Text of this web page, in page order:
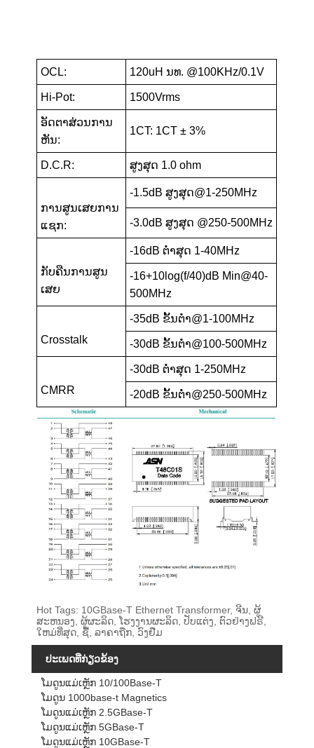
OCL: 120uH ນທ. @100KHz/0.1V
Hi-Pot: 1500Vrms
ອັດ​ຕາ​ສ່ວນ​ການ​
ຫັນ​:
1CT: 1CT ± 3%
D.C.R: ສູງສຸດ 1.0 ohm
ການສູນເສຍການ
ແຊກ:
-1.5dB ສູງສຸດ@1-250MHz
-3.0dB ສູງສຸດ @250-500MHz
ກັບຄືນການສູນ
ເສຍ
-16dB ຕ່ຳສຸດ 1-40MHz
-16+10log(f/40)dB Min@40-
500MHz
Crosstalk
-35dB ຂັ້ນຕ່ຳ@1-100MHz
-30dB ຂັ້ນຕ່ຳ@100-500MHz
CMRR
-30dB ຕ່ຳສຸດ 1-250MHz
-20dB ຂັ້ນຕ່ຳ@250-500MHz
Hot Tags: 10GBase-T Ethernet Transformer, ຈີນ, ຜູ້
ສະຫນອງ, ຜູ້ຜະລິດ, ໂຮງງານຜະລິດ, ປັບແຕ່ງ, ຕົວຢ່າງຟຣີ,
ໃຫມ່ທີ່ສຸດ, ຊື້, ລາຄາຖືກ, ວົງຢືມ
ປະເພດທີ່ກ່ຽວຂ້ອງ
ໂມດູນແມ່ເຫຼັກ 10/100Base-T
ໂມດູນ 1000base-t Magnetics
ໂມດູນແມ່ເຫຼັກ 2.5GBase-T
ໂມດູນແມ່ເຫຼັກ 5GBase-T
ໂມດູນແມ່ເຫຼັກ 10GBase-T